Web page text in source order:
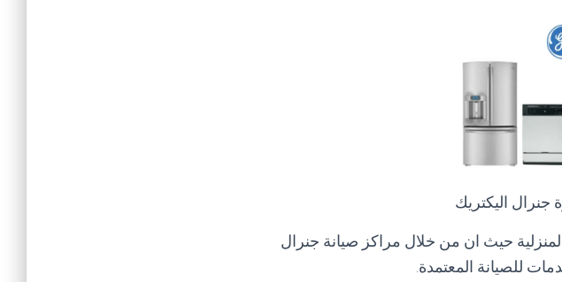
جنرال اليكتريك
حيث ان من خلال مراكز صيانة جنرال
للصيانة المعتمدة